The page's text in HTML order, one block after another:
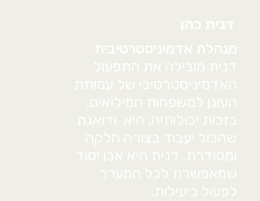
מנהלת אדמיניסטרטיבית
דנית מובילה את התפעול
האדמיניסטרטיבי של עמותת
העוגן למשפחות המילואים.
בזכות יכולותיה, היא ודואגת
שהכול יעבוד בצורה חלקה
ומסודרת. דנית היא אבן יסוד
שמאפשרת לכל המערך
לפעול ביעילות.